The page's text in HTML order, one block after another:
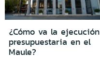
¿Cómo va la ejecución
presupuestaria en el
Maule?